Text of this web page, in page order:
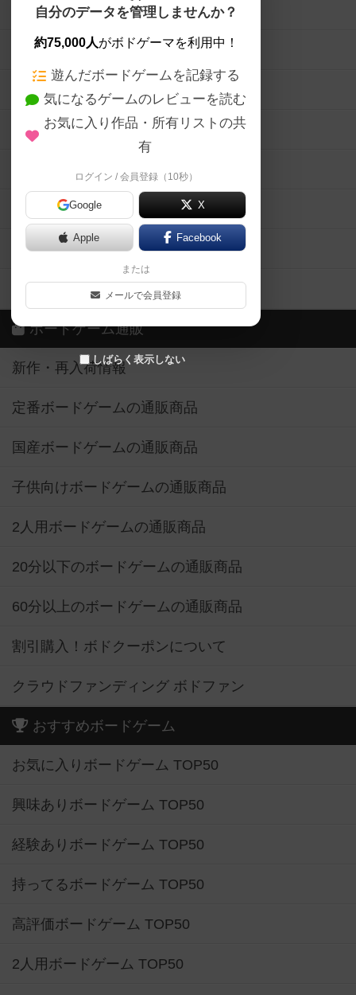
自分のデータを管理しませんか？
約75,000人がボドゲーマを利用中！
遊んだボードゲームを記録する
気になるゲームのレビューを読む
お気に入り作品・所有リストの共
有
ログイン / 会員登録（10秒）
Google X
Apple Facebook
または
メールで会員登録
しばらく表示しない
ボードゲームを検索する
ボードゲームの新着レビュー
ボードゲーム会情報
メカニクス特集
掲示板・トピックス
ボドとも・会員一覧
ボードゲーム業界コラム
ボドゲーマご利用案内
ボードゲーム通販
新作・再入荷情報
定番ボードゲームの通販商品
国産ボードゲームの通販商品
子供向けボードゲームの通販商品
2人用ボードゲームの通販商品
20分以下のボードゲームの通販商品
60分以上のボードゲームの通販商品
割引購入！ボドクーポンについて
クラウドファンディング ボドファン
おすすめボードゲーム
お気に入りボードゲーム TOP50
興味ありボードゲーム TOP50
経験ありボードゲーム TOP50
持ってるボードゲーム TOP50
高評価ボードゲーム TOP50
2人用ボードゲーム TOP50